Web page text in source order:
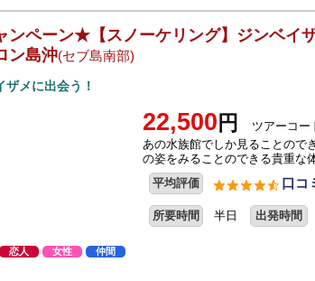
ペーン★【スノーケリング】ジンベイ
ン島沖(セブ島南部)
ザメに出会う！
恋人 女性 仲間
22,500 円
ツアーコー
あの水族館でしか見ることので
の姿をみることのできる貴重な
平均評価
口コ
所要時間 半日 出発時間